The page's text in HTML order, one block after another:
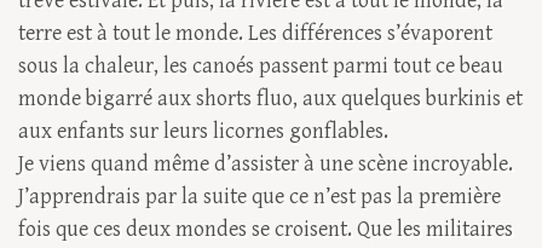
terre est à tout le monde. Les différences s’évaporent
sous la chaleur, les canoés passent parmi tout ce beau
monde bigarré aux shorts fluo, aux quelques burkinis et
aux enfants sur leurs licornes gonflables.
Je viens quand même d’assister à une scène incroyable.
J’apprendrais par la suite que ce n’est pas la première
fois que ces deux mondes se croisent. Que les militaires